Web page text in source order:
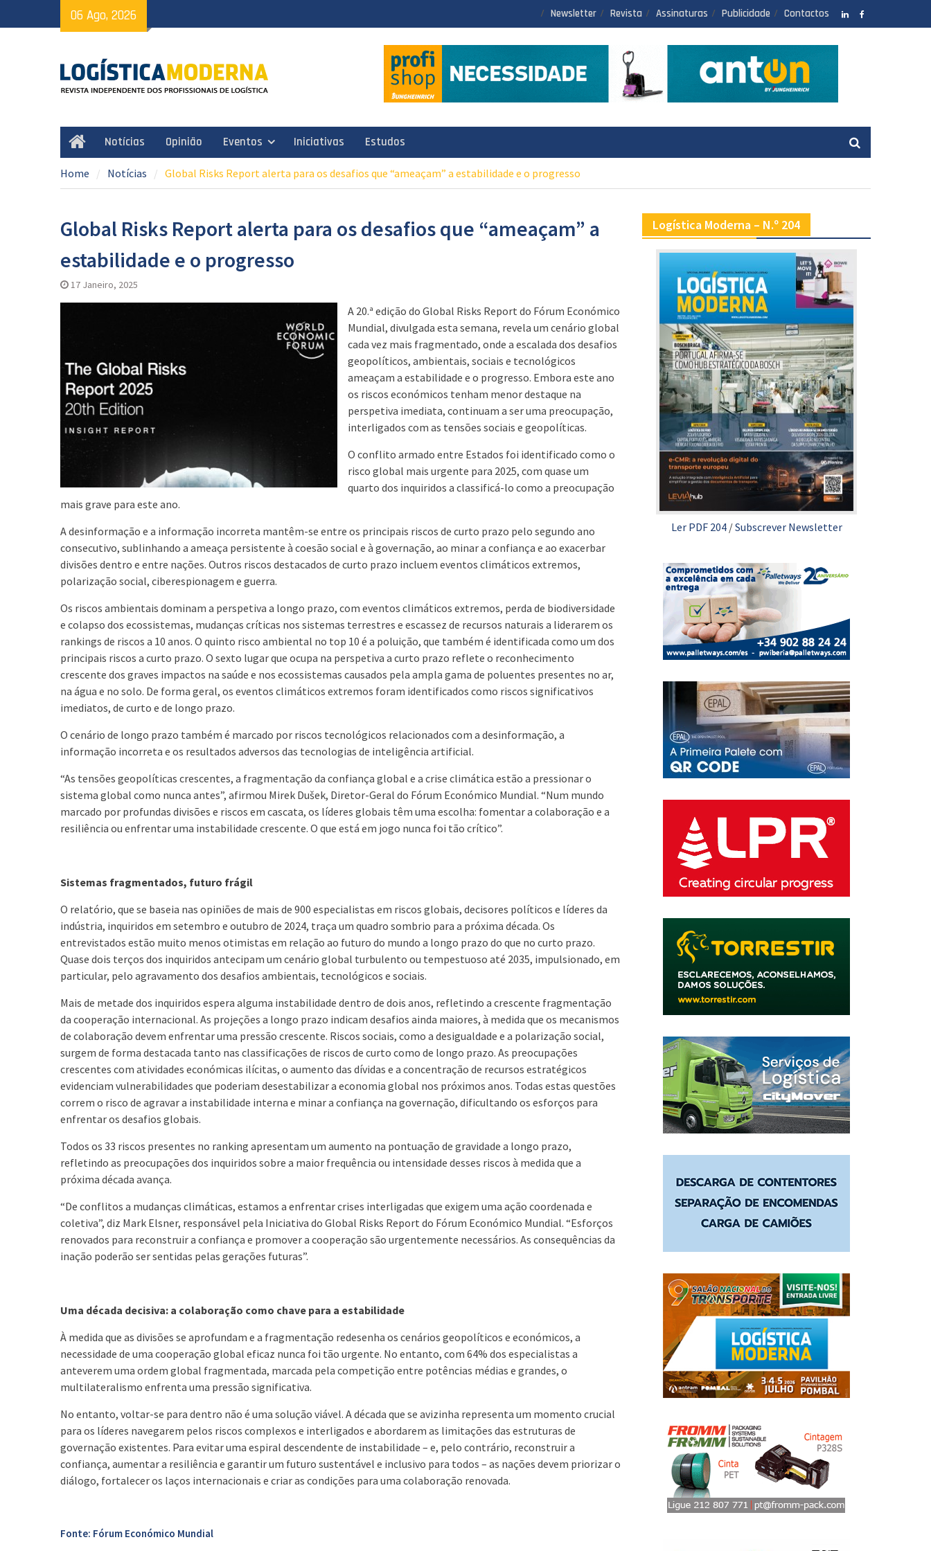
to
06 Ago, 2026 Newsletter Revista Assinaturas Publicidade Contactos
HomeNotícias Opinião Eventos Iniciativas Estudos
Home Notícias Global Risks Report alerta para os desafios que “ameaçam” a estabilidade e o progresso
Global Risks Report alerta para os desafios que “ameaçam” a
estabilidade e o progresso
17 Janeiro, 2025
A 20.ª edição do Global Risks Report do Fórum Económico
Mundial, divulgada esta semana, revela um cenário global
cada vez mais fragmentado, onde a escalada dos desafios
geopolíticos, ambientais, sociais e tecnológicos
ameaçam a estabilidade e o progresso. Embora este ano
os riscos económicos tenham menor destaque na
perspetiva imediata, continuam a ser uma preocupação,
interligados com as tensões sociais e geopolíticas.
O conflito armado entre Estados foi identificado como o
risco global mais urgente para 2025, com quase um
quarto dos inquiridos a classificá-lo como a preocupação
mais grave para este ano.
A desinformação e a informação incorreta mantêm-se entre os principais riscos de curto prazo pelo segundo ano
consecutivo, sublinhando a ameaça persistente à coesão social e à governação, ao minar a confiança e ao exacerbar
divisões dentro e entre nações. Outros riscos destacados de curto prazo incluem eventos climáticos extremos,
polarização social, ciberespionagem e guerra.
Os riscos ambientais dominam a perspetiva a longo prazo, com eventos climáticos extremos, perda de biodiversidade
e colapso dos ecossistemas, mudanças críticas nos sistemas terrestres e escassez de recursos naturais a liderarem os
rankings de riscos a 10 anos. O quinto risco ambiental no top 10 é a poluição, que também é identificada como um dos
principais riscos a curto prazo. O sexto lugar que ocupa na perspetiva a curto prazo reflete o reconhecimento
crescente dos graves impactos na saúde e nos ecossistemas causados pela ampla gama de poluentes presentes no ar,
na água e no solo. De forma geral, os eventos climáticos extremos foram identificados como riscos significativos
imediatos, de curto e de longo prazo.
O cenário de longo prazo também é marcado por riscos tecnológicos relacionados com a desinformação, a
informação incorreta e os resultados adversos das tecnologias de inteligência artificial.
“As tensões geopolíticas crescentes, a fragmentação da confiança global e a crise climática estão a pressionar o
sistema global como nunca antes”, afirmou Mirek Dušek, Diretor-Geral do Fórum Económico Mundial. “Num mundo
marcado por profundas divisões e riscos em cascata, os líderes globais têm uma escolha: fomentar a colaboração e a
resiliência ou enfrentar uma instabilidade crescente. O que está em jogo nunca foi tão crítico”.
Sistemas fragmentados, futuro frágil
O relatório, que se baseia nas opiniões de mais de 900 especialistas em riscos globais, decisores políticos e líderes da
indústria, inquiridos em setembro e outubro de 2024, traça um quadro sombrio para a próxima década. Os
entrevistados estão muito menos otimistas em relação ao futuro do mundo a longo prazo do que no curto prazo.
Quase dois terços dos inquiridos antecipam um cenário global turbulento ou tempestuoso até 2035, impulsionado, em
particular, pelo agravamento dos desafios ambientais, tecnológicos e sociais.
Mais de metade dos inquiridos espera alguma instabilidade dentro de dois anos, refletindo a crescente fragmentação
da cooperação internacional. As projeções a longo prazo indicam desafios ainda maiores, à medida que os mecanismos
de colaboração devem enfrentar uma pressão crescente. Riscos sociais, como a desigualdade e a polarização social,
surgem de forma destacada tanto nas classificações de riscos de curto como de longo prazo. As preocupações
crescentes com atividades económicas ilícitas, o aumento das dívidas e a concentração de recursos estratégicos
evidenciam vulnerabilidades que poderiam desestabilizar a economia global nos próximos anos. Todas estas questões
correm o risco de agravar a instabilidade interna e minar a confiança na governação, dificultando os esforços para
enfrentar os desafios globais.
Todos os 33 riscos presentes no ranking apresentam um aumento na pontuação de gravidade a longo prazo,
refletindo as preocupações dos inquiridos sobre a maior frequência ou intensidade desses riscos à medida que a
próxima década avança.
“De conflitos a mudanças climáticas, estamos a enfrentar crises interligadas que exigem uma ação coordenada e
coletiva”, diz Mark Elsner, responsável pela Iniciativa do Global Risks Report do Fórum Económico Mundial. “Esforços
renovados para reconstruir a confiança e promover a cooperação são urgentemente necessários. As consequências da
inação poderão ser sentidas pelas gerações futuras”.
Uma década decisiva: a colaboração como chave para a estabilidade
À medida que as divisões se aprofundam e a fragmentação redesenha os cenários geopolíticos e económicos, a
necessidade de uma cooperação global eficaz nunca foi tão urgente. No entanto, com 64% dos especialistas a
anteverem uma ordem global fragmentada, marcada pela competição entre potências médias e grandes, o
multilateralismo enfrenta uma pressão significativa.
No entanto, voltar-se para dentro não é uma solução viável. A década que se avizinha representa um momento crucial
para os líderes navegarem pelos riscos complexos e interligados e abordarem as limitações das estruturas de
governação existentes. Para evitar uma espiral descendente de instabilidade – e, pelo contrário, reconstruir a
confiança, aumentar a resiliência e garantir um futuro sustentável e inclusivo para todos – as nações devem priorizar o
diálogo, fortalecer os laços internacionais e criar as condições para uma colaboração renovada.
Fonte: Fórum Económico Mundial
Logística Moderna – N.º 204
Ler PDF 204/Subscrever Newsletter